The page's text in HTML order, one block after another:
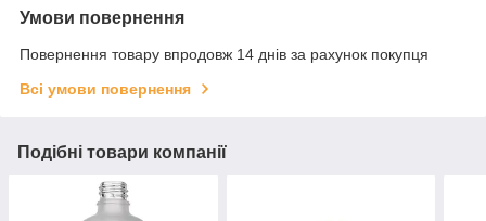
Умови повернення
Повернення товару впродовж 14 днів за рахунок покупця
Всі умови повернення
Подібні товари компанії